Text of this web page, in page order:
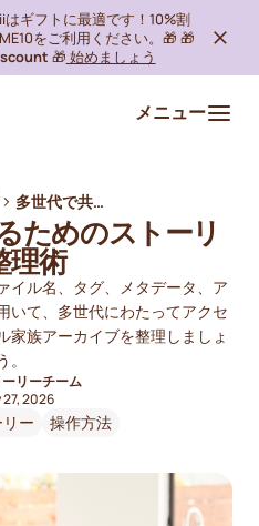
ギフトに最適です！10%割
をご利用ください。🎁 🎁
🎁 始めましょう
メニュー
多世代で共有するためのストーリー整理術
ためのストーリ
理術
イル名、タグ、メタデータ、ア
いて、多世代にわたってアクセ
家族アーカイブを整理しましょ
。
リーチーム
27, 2026
ー 操作方法